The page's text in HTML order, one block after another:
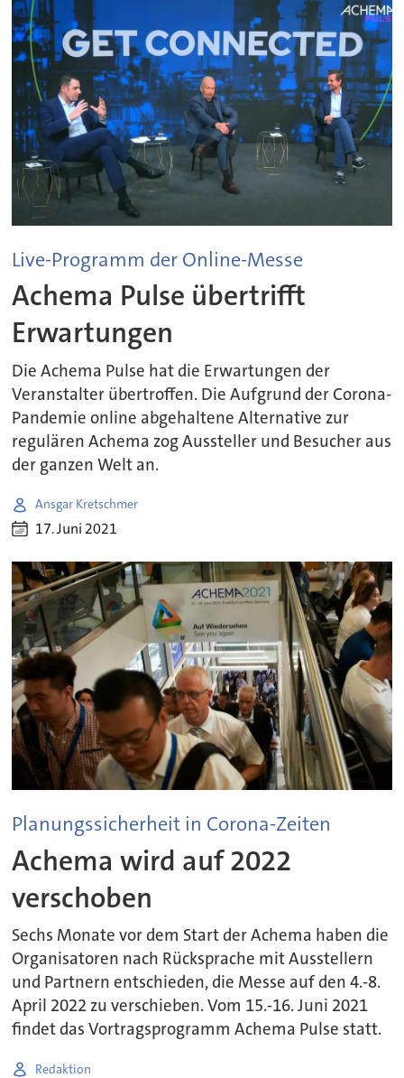
Live-Programm der Online-Messe
Achema Pulse übertrifft
Erwartungen
Die Achema Pulse hat die Erwartungen der
Veranstalter übertroffen. Die Aufgrund der Corona-
Pandemie online abgehaltene Alternative zur
regulären Achema zog Aussteller und Besucher aus
der ganzen Welt an.
Ansgar Kretschmer
17. Juni 2021
Planungssicherheit in Corona-Zeiten
Achema wird auf 2022
verschoben
Sechs Monate vor dem Start der Achema haben die
Organisatoren nach Rücksprache mit Ausstellern
und Partnern entschieden, die Messe auf den 4.-8.
April 2022 zu verschieben. Vom 15.-16. Juni 2021
findet das Vortragsprogramm Achema Pulse statt.
Redaktion